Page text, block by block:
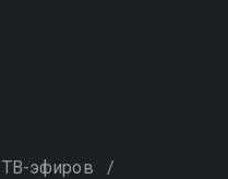
ТВ-эфиров /